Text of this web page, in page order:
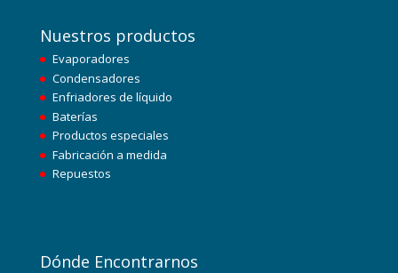
Nuestros productos
Evaporadores
Condensadores
Enfriadores de líquido
Baterías
Productos especiales
Fabricación a medida
Repuestos
Dónde Encontrarnos